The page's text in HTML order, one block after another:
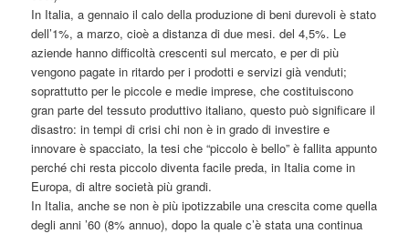
In Italia, a gennaio il calo della produzione di beni durevoli è stato
dell’1%, a marzo, cioè a distanza di due mesi. del 4,5%. Le
aziende hanno difficoltà crescenti sul mercato, e per di più
vengono pagate in ritardo per i prodotti e servizi già venduti;
soprattutto per le piccole e medie imprese, che costituiscono
gran parte del tessuto produttivo italiano, questo può significare il
disastro: in tempi di crisi chi non è in grado di investire e
innovare è spacciato, la tesi che “piccolo è bello” è fallita appunto
perché chi resta piccolo diventa facile preda, in Italia come in
Europa, di altre società più grandi.
In Italia, anche se non è più ipotizzabile una crescita come quella
degli anni ’60 (8% annuo), dopo la quale c’è stata una continua